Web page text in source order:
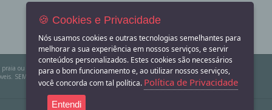
ou sítio para eventos? Aqui você também encontra! O Portal Casa Jaú apenas divulga
SEMPRE consulte a imobiliária ou proprietário para confirmar as informações
🍪 Cookies e Privacidade
Nós usamos cookies e outras tecnologias semelhantes para
melhorar a sua experiência em nossos serviços, e servir
conteúdos personalizados. Estes cookies são necessários
para o bom funcionamento e, ao utilizar nossos serviços,
você concorda com tal política. Política de Privacidade
Entendi